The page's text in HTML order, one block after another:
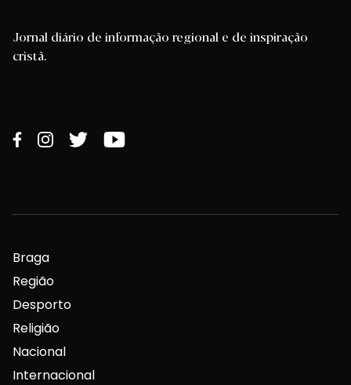
Jornal diário de informação regional e de inspiração
cristã.
Braga
Região
Desporto
Religião
Nacional
Internacional